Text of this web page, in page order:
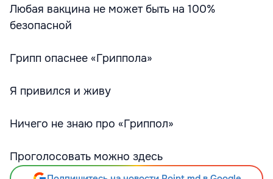
Любая вакцина не может быть на 100%
безопасной
Грипп опаснее «Гриппола»
Я привился и живу
Ничего не знаю про «Гриппол»
Проголосовать можно здесь